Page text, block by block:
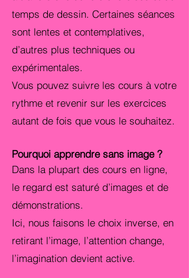
temps de dessin. Certaines séances
sont lentes et contemplatives,
d’autres plus techniques ou
expérimentales.
Vous pouvez suivre les cours à votre
rythme et revenir sur les exercices
autant de fois que vous le souhaitez.
Pourquoi apprendre sans image ?
Dans la plupart des cours en ligne,
le regard est saturé d’images et de
démonstrations.
Ici, nous faisons le choix inverse, en
retirant l’image, l’attention change,
l’imagination devient active.